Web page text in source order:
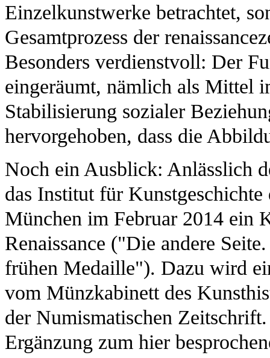
Einzelkunstwerke betrachtet,
Gesamtprozess der
Besonders verdienstvoll: Der
eingeräumt, nämlich als Mittel
Stabilisierung sozialer
hervorgehoben, dass die
Noch ein Ausblick: Anlässlich
das Institut für
München im Februar 2014 ein
Renaissance ("Die andere
frühen Medaille"). Dazu wird
vom Münzkabinett des
der Numismatischen
Ergänzung zum hier